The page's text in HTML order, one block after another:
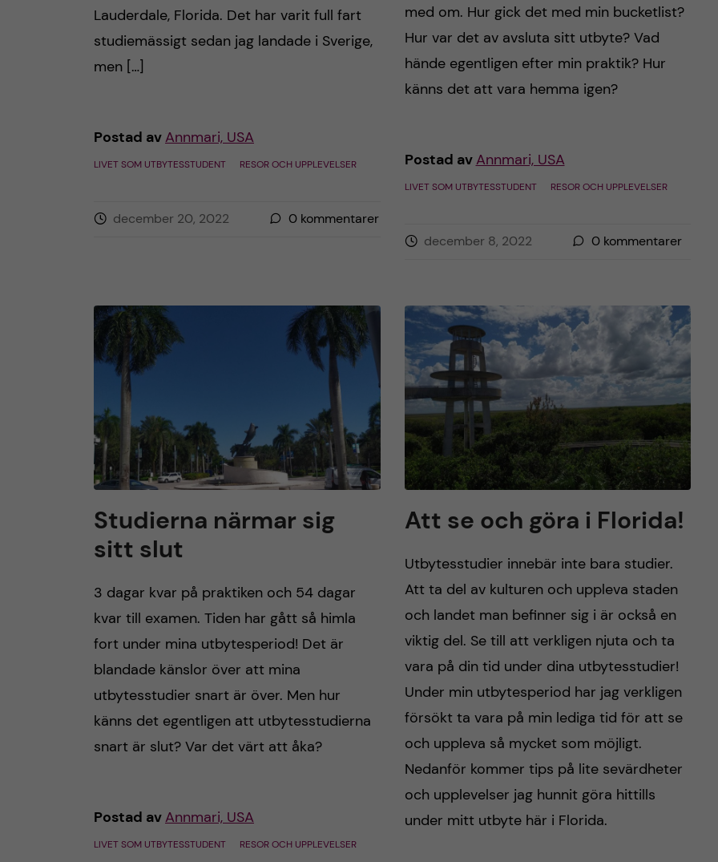
Lauderdale, Florida. Det har varit full fart
studiemässigt sedan jag landade i Sverige,
men […]
Postad avAnnmari, USA
LIVET SOM UTBYTESSTUDENT RESOR OCH UPPLEVELSER
december 20, 2022 0 kommentarer
med om. Hur gick det med min bucketlist?
Hur var det av avsluta sitt utbyte? Vad
hände egentligen efter min praktik? Hur
känns det att vara hemma igen?
Postad avAnnmari, USA
LIVET SOM UTBYTESSTUDENT RESOR OCH UPPLEVELSER
december 8, 2022 0kommentarer
Studierna närmar sig
sitt slut
3 dagar kvar på praktiken och 54 dagar
kvar till examen. Tiden har gått så himla
fort under mina utbytesperiod! Det är
blandade känslor över att mina
utbytesstudier snart är över. Men hur
känns det egentligen att utbytesstudierna
snart är slut? Var det värt att åka?
Postad avAnnmari, USA
LIVET SOM UTBYTESSTUDENT RESOR OCH UPPLEVELSER
Att se och göra i Florida!
Utbytesstudier innebär inte bara studier.
Att ta del av kulturen och uppleva staden
och landet man befinner sig i är också en
viktig del. Se till att verkligen njuta och ta
vara på din tid under dina utbytesstudier!
Under min utbytesperiod har jag verkligen
försökt ta vara på min lediga tid för att se
och uppleva så mycket som möjligt.
Nedanför kommer tips på lite sevärdheter
och upplevelser jag hunnit göra hittills
under mitt utbyte här i Florida.